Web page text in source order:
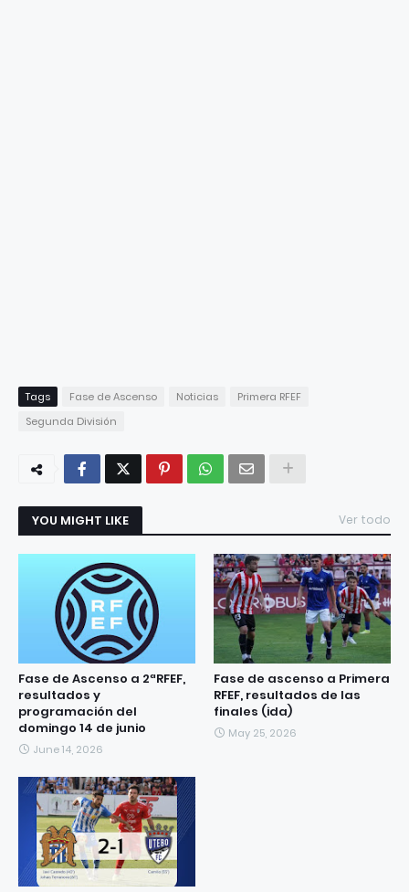
Tags Fase de Ascenso Noticias
Primera RFEF
Segunda División
YOU MIGHT LIKE Ver todo
Fase de Ascenso a 2ªRFEF,
resultados y
programación del
domingo 14 de junio
June 14, 2026
Fase de ascenso a Primera
RFEF, resultados de las
finales (ida)
May 25, 2026